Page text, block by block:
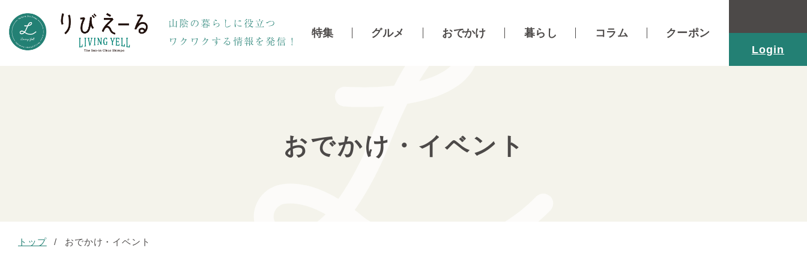
特集 グルメ おでかけ 暮らし コラム
クーポン
Login
おでかけ・イベント
トップ / おでかけ・イベント